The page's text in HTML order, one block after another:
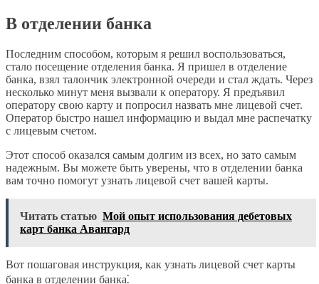
В отделении банка
Последним способом, которым я решил воспользоваться,
стало посещение отделения банка. Я пришел в отделение
банка, взял талончик электронной очереди и стал ждать. Через
несколько минут меня вызвали к оператору. Я предъявил
оператору свою карту и попросил назвать мне лицевой счет.
Оператор быстро нашел информацию и выдал мне распечатку
с лицевым счетом.
Этот способ оказался самым долгим из всех, но зато самым
надежным. Вы можете быть уверены, что в отделении банка
вам точно помогут узнать лицевой счет вашей карты.
Читать статью Мой опыт использования дебетовых
карт банка Авангард
Вот пошаговая инструкция, как узнать лицевой счет карты
банка в отделении банка⁚